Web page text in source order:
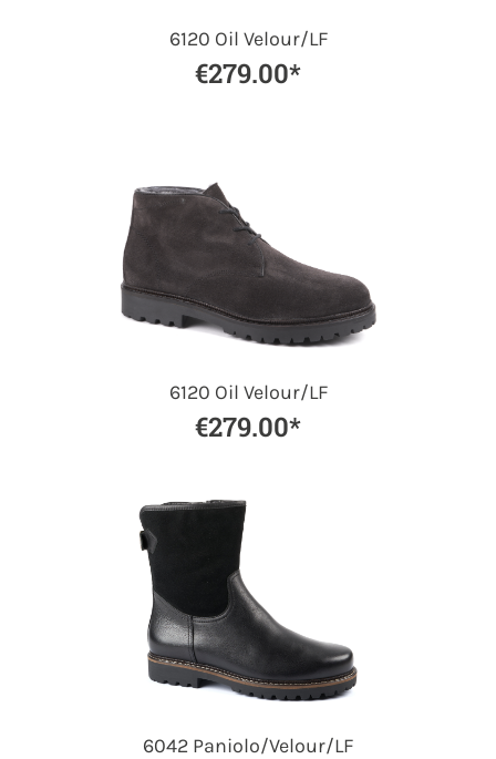
6120 Oil Velour/LF
€279.00*
6120 Oil Velour/LF
€279.00*
6042 Paniolo/Velour/LF